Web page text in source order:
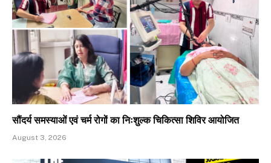
सौंदर्य समस्याओं एवं चर्म रोगों का निःशुल्क चिकित्सा शिविर आयोजित
August 3, 2026